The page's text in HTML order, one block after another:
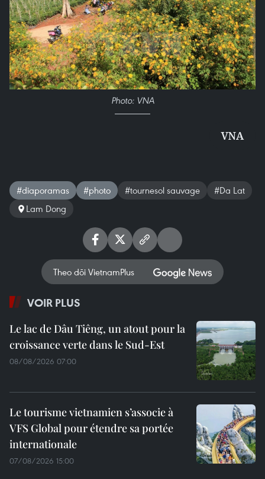
Photo: VNA
VNA
#diaporamas #photo #tournesol sauvage
#Da Lat
Lam Dong
Theo dõi VietnamPlus
VOIR PLUS
Le lac de Dâu Tiêng, un atout pour la
croissance verte dans le Sud-Est
08/08/2026 07:00
Le tourisme vietnamien s’associe à
VFS Global pour étendre sa portée
internationale
07/08/2026 15:00